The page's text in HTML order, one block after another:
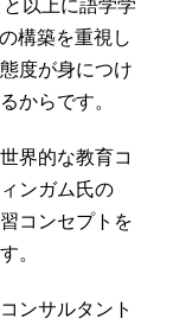
構築を重視し
度が身につけ
からです。
界的な教育コ
ンガム氏の
コンセプトを
。
ンサルタント